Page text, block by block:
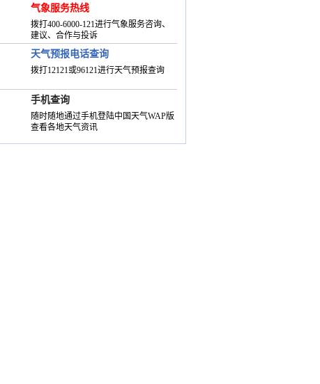
气象服务热线
拨打400-6000-121进行气象服务咨询、
建议、合作与投诉
天气预报电话查询
拨打12121或96121进行天气预报查询
手机查询
随时随地通过手机登陆中国天气WAP版
查看各地天气资讯